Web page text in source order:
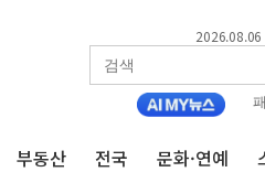
2026.08.06
부동산 전국 문화·연예